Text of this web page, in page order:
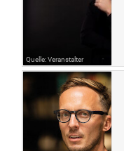
Quelle: Veranstalter